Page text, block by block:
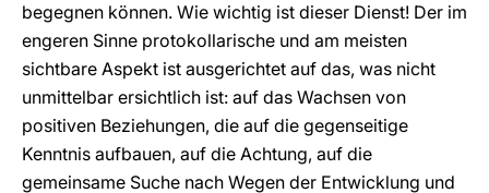
begegnen können. Wie wichtig ist dieser Dienst! Der im
engeren Sinne protokollarische und am meisten
sichtbare Aspekt ist ausgerichtet auf das, was nicht
unmittelbar ersichtlich ist: auf das Wachsen von
positiven Beziehungen, die auf die gegenseitige
Kenntnis aufbauen, auf die Achtung, auf die
gemeinsame Suche nach Wegen der Entwicklung und